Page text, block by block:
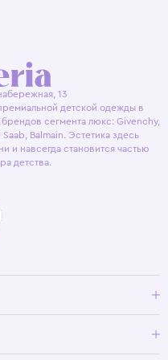
13
детской одежды в
сегмента люкс: Givenchy,
Balmain. Эстетика здесь
и навсегда становится частью
детства.